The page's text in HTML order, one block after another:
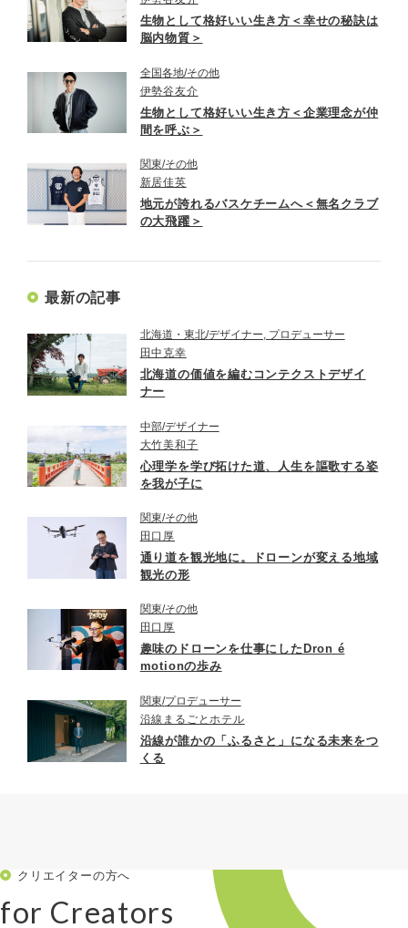
生物として格好いい生き方＜幸せの秘訣は
脳内物質＞
全国各地 その他
伊勢谷友介
生物として格好いい生き方＜企業理念が仲
間を呼ぶ＞
関東 その他
新居佳英
地元が誇れるバスケチームへ＜無名クラブ
の大飛躍＞
最新の記事
北海道・東北 デザイナー, プロデューサー
田中克幸
北海道の価値を編むコンテクストデザイ
ナー
中部 デザイナー
大竹美和子
心理学を学び拓けた道、人生を謳歌する姿
を我が子に
関東 その他
田口厚
通り道を観光地に。ドローンが変える地域
観光の形
関東 その他
田口厚
趣味のドローンを仕事にしたDron é
motionの歩み
関東 プロデューサー
沿線まるごとホテル
沿線が誰かの「ふるさと」になる未来をつ
くる
クリエイターの方へ
for Creators